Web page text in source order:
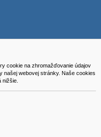
cookie na zhromažďovanie údajov
našej webovej stránky. Naše cookies
nižšie.
nad Hronom